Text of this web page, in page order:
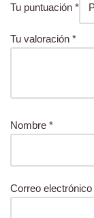
Tu puntuación *
Tu valoración *
Nombre *
Correo electrónico